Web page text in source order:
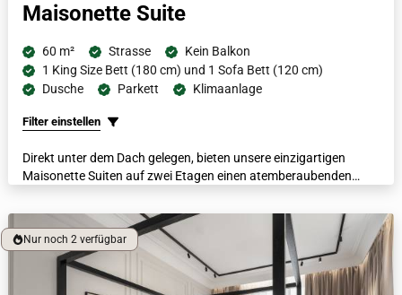
Maisonette Suite
60 m² Strasse
Kein Balkon
1 King Size Bett (180 cm) und 1 Sofa Bett (120 cm)
Dusche
Parkett Klimaanlage
Filter einstellen
Direkt unter dem Dach gelegen, bieten unsere einzigartigen
Maisonette Suiten auf zwei Etagen einen atemberaubenden
zweistöckige Suite bietet ein italienisches Marmorbad, luxuriöse
Bademäntel, beheizte Böden und eine Nespresso-Maschine.
Nur noch 2 verfügbar